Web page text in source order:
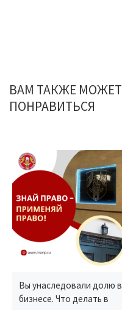
ВАМ ТАКЖЕ МОЖЕТ
ПОНРАВИТЬСЯ
Вы унаследовали долю в
бизнесе. Что делать в